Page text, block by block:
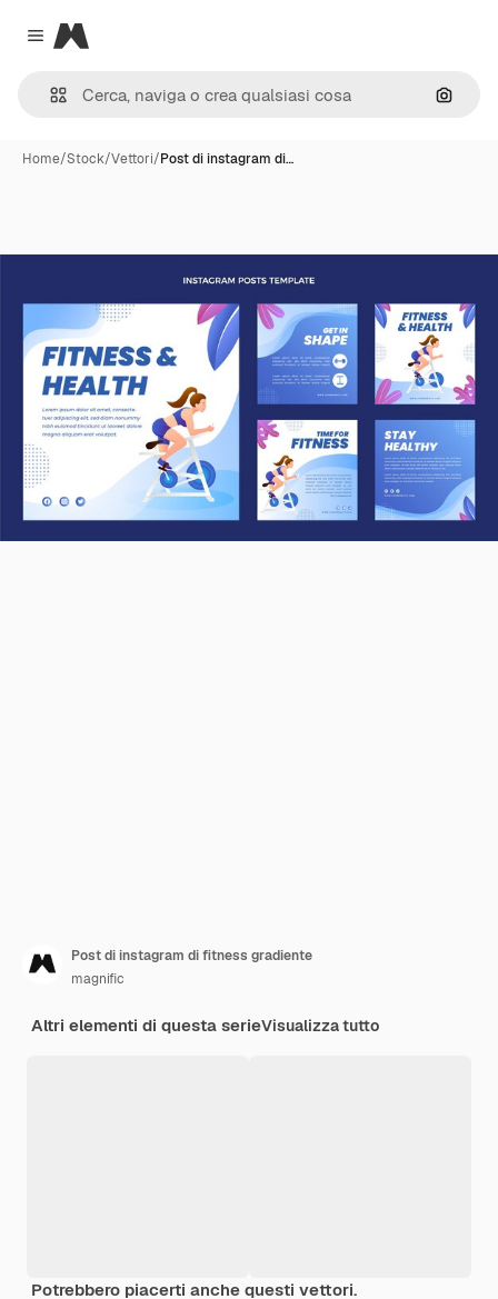
Close menu
Magnific
Cerca
Home/Stock/Vettori/Post di instagram di…
Post di instagram di fitness gradiente
magnific
Altri elementi di questa serieVisualizza tutto
Potrebbero piacerti anche questi vettori.